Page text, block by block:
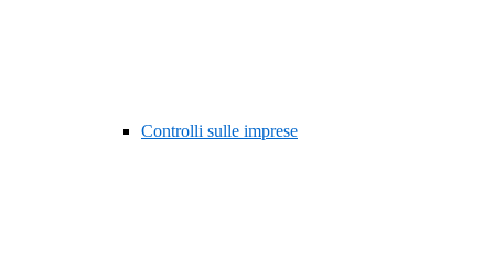
Controlli sulle imprese